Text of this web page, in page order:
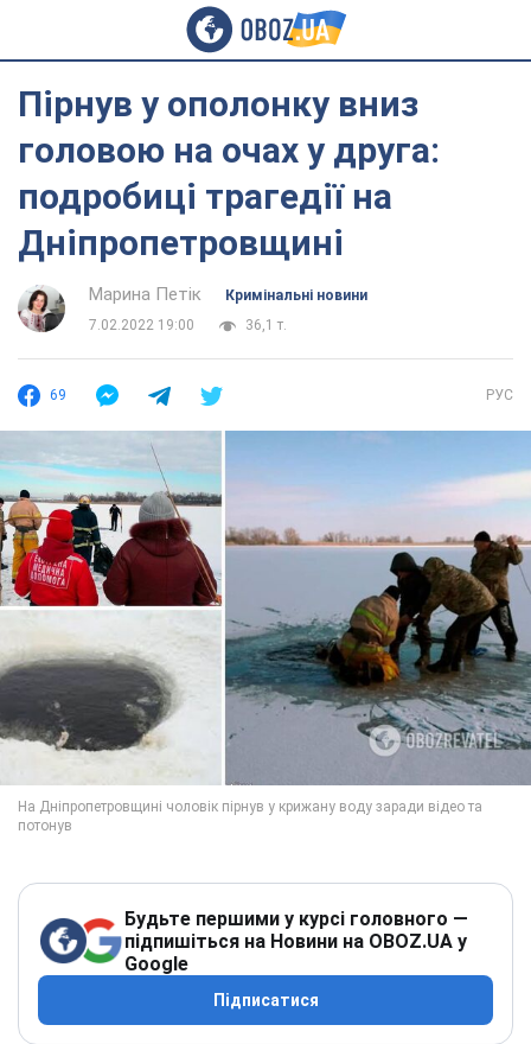
Пірнув у ополонку вниз
головою на очах у друга:
подробиці трагедії на
Дніпропетровщині
Марина Петік
Кримінальні новини
7.02.2022 19:00
36,1 т.
69 РУС
Будьте першими у курсі головного —
підпишіться на Новини на OBOZ.UA у
Google
Підписатися